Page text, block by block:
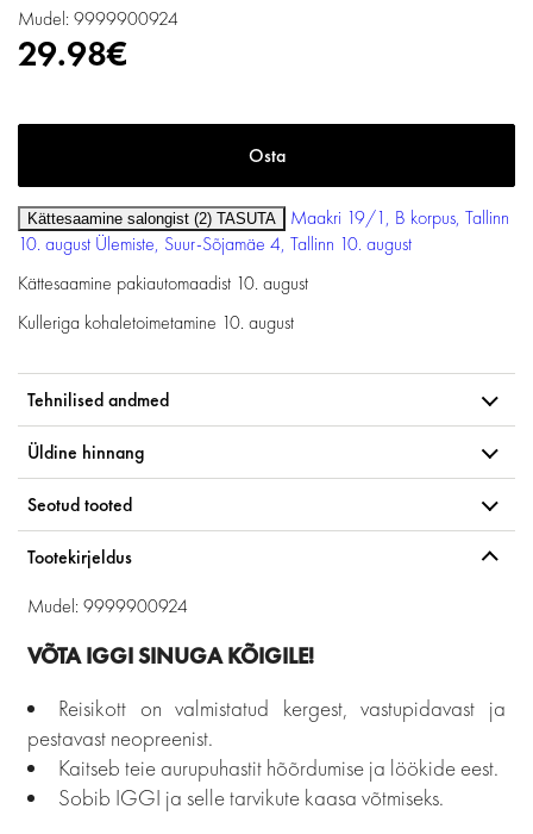
Mudel: 9999900924
29.98€
Kättesaamine salongist (2) TASUTA
Maakri 19/1, B korpus, Tallinn
10. august Ülemiste, Suur-Sõjamäe 4, Tallinn 10. august
Kättesaamine pakiautomaadist 10. august
Kulleriga kohaletoimetamine 10. august
Tehnilised andmed
Üldine hinnang
Seotud tooted
Tootekirjeldus
Mudel: 9999900924
VÕTA IGGI SINUGA KÕIGILE!
Reisikott on valmistatud kergest, vastupidavast ja
pestavast neopreenist.
Kaitseb teie aurupuhastit hõõrdumise ja löökide eest.
Sobib IGGI ja selle tarvikute kaasa võtmiseks.